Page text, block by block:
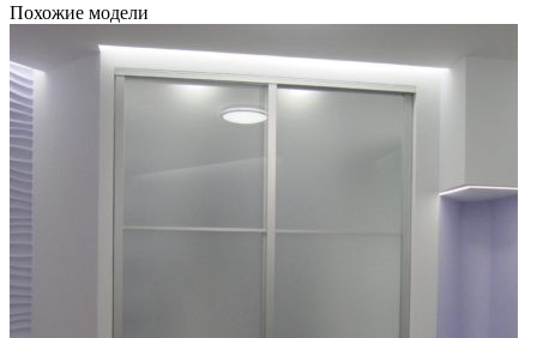
Похожие модели